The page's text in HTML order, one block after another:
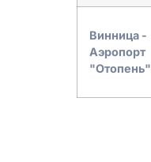
Винница -
Аэропорт
"Отопень"